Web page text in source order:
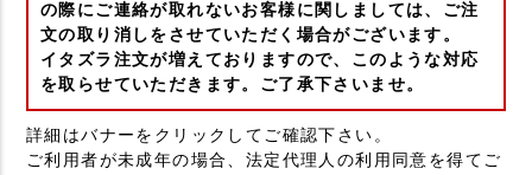
の際にご連絡が取れないお客様に関しましては、ご注
文の取り消しをさせていただく場合がございます。
イタズラ注文が増えておりますので、このような対応
を取らせていただきます。ご了承下さいませ。
詳細はバナーをクリックしてご確認下さい。
ご利用者が未成年の場合、法定代理人の利用同意を得てご